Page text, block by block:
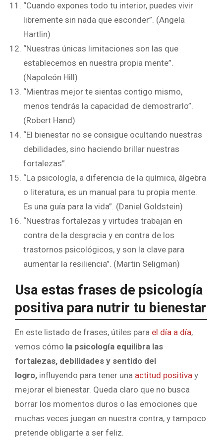
“Cuando expones todo tu interior, puedes vivir
libremente sin nada que esconder”. (Angela
Hartlin)
“Nuestras únicas limitaciones son las que
establecemos en nuestra propia mente”.
(Napoleón Hill)
“Mientras mejor te sientas contigo mismo,
menos tendrás la capacidad de demostrarlo”.
(Robert Hand)
“El bienestar no se consigue ocultando nuestras
debilidades, sino haciendo brillar nuestras
fortalezas”.
“La psicología, a diferencia de la química, álgebra
o literatura, es un manual para tu propia mente.
Es una guía para la vida”. (Daniel Goldstein)
“Nuestras fortalezas y virtudes trabajan en
contra de la desgracia y en contra de los
trastornos psicológicos, y son la clave para
aumentar la resiliencia”. (Martin Seligman)
Usa estas frases de psicología
positiva para nutrir tu bienestar
En este listado de frases, útiles para el día a día,
vemos cómo la psicología equilibra las
fortalezas, debilidades y sentido del
logro, influyendo para tener una actitud positiva y
mejorar el bienestar. Queda claro que no busca
borrar los momentos duros o las emociones que
muchas veces juegan en nuestra contra, y tampoco
pretende obligarte a ser feliz.